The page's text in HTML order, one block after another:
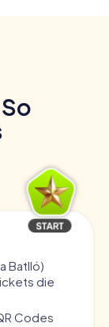
Batlló)
die
Codes